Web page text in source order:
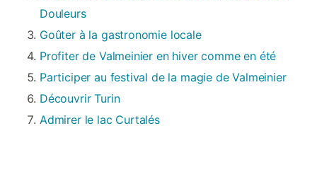
Douleurs
Goûter à la gastronomie locale
Profiter de Valmeinier en hiver comme en été
Participer au festival de la magie de Valmeinier
Découvrir Turin
Admirer le lac Curtalés